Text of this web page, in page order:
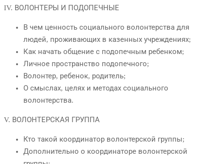
IV. ВОЛОНТЕРЫ И ПОДОПЕЧНЫЕ
В чем ценность социального волонтерства для
людей, проживающих в казенных учреждениях;
Как начать общение с подопечным ребенком;
Личное пространство подопечного;
Волонтер, ребенок, родитель;
О смыслах, целях и методах социального
волонтерства.
V. ВОЛОНТЕРСКАЯ ГРУППА
Кто такой координатор волонтерской группы;
Дополнительно о координаторе волонтерской